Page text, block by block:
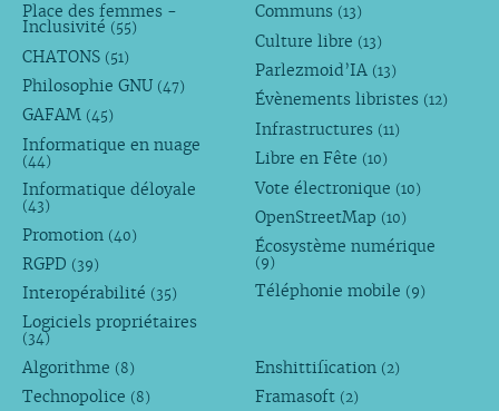
Place des femmes -
Inclusivité (55)
CHATONS (51)
Philosophie GNU (47)
GAFAM (45)
Informatique en nuage
(44)
Informatique déloyale
(43)
Promotion (40)
RGPD (39)
Interopérabilité (35)
Logiciels propriétaires
(34)
Communs (13)
Culture libre (13)
Parlezmoid’IA (13)
Évènements libristes (12)
Infrastructures (11)
Libre en Fête (10)
Vote électronique (10)
OpenStreetMap (10)
Écosystème numérique
(9)
Téléphonie mobile (9)
Algorithme (8)
Technopolice (8)
Enshittification (2)
Framasoft (2)